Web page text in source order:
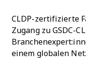
CLDP-zertifizierte
Zugang zu GSDC-
einem globalen